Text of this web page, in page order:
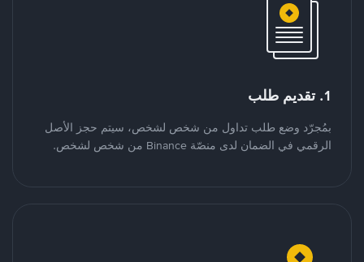
1. تقديم طلب
بمُجرّد وضع طلب تداول من شخص لشخص، سيتم حجز الأصل
الرقمي في الضمان لدى منصّة Binance من شخص لشخص.